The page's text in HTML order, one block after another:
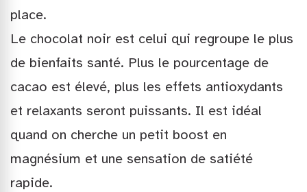
place.
Le chocolat noir est celui qui regroupe le plus
de bienfaits santé. Plus le pourcentage de
cacao est élevé, plus les effets antioxydants
et relaxants seront puissants. Il est idéal
quand on cherche un petit boost en
magnésium et une sensation de satiété
rapide.